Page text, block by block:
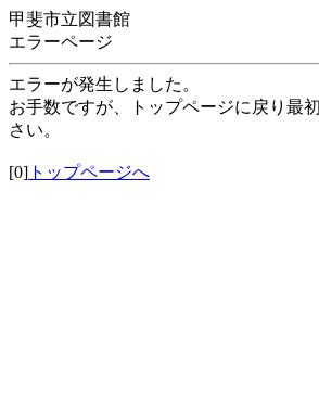
甲斐市立図書館
エラーページ
エラーが発生しました。
お手数ですが、トップページに戻り最
さい。
[0] トップページへ